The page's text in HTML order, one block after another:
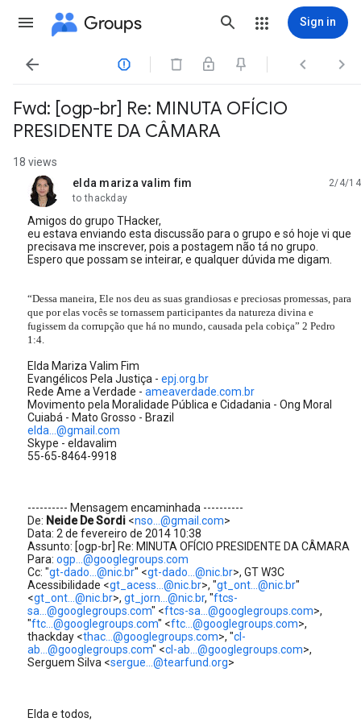
Groups Sign in
   
Fwd: [ogp-br] Re: MINUTA OFÍCIO
PRESIDENTE DA CÂMARA
18 views
elda mariza valim fim
unread,
2/4/14
to thackday
Amigos do grupo THacker,
eu estava enviando esta discussão para o grupo e só hoje vi que
precisava me inscrever, pois a postagem não tá no grupo.
Espero que possam se inteirar, e qualquer dúvida me digam.
“Dessa maneira, Ele nos deu as suas grandiosas e preciosas promessas, para
que por elas vocês se tornassem participantes da natureza divina e
fugissem da corrupção que há no mundo, causada pela cobiça” 2 Pedro
1:4.
Elda Mariza Valim Fim
Evangélicos Pela Justiça - epj.org.br
Rede Ame a Verdade - ameaverdade.com.br
Movimento pela Moralidade Pública e Cidadania - Ong Moral
Cuiabá - Mato Grosso - Brazil
elda...@gmail.com
Skype - eldavalim
55-65-8464-9918
---------- Mensagem encaminhada ----------
De: Neide De Sordi <nso...@gmail.com>
Data: 2 de fevereiro de 2014 10:38
Assunto: [ogp-br] Re: MINUTA OFÍCIO PRESIDENTE DA CÂMARA
Para: ogp...@googlegroups.com
Cc: "gt-dado...@nic.br" <gt-dado...@nic.br>, GT W3C
Acessibilidade <gt_acess...@nic.br>, "gt_ont...@nic.br"
<gt_ont...@nic.br>, gt_jorn...@nic.br, "ftcs-
sa...@googlegroups.com" <ftcs-sa...@googlegroups.com>,
"ftc...@googlegroups.com" <ftc...@googlegroups.com>,
thackday <thac...@googlegroups.com>, "cl-
ab...@googlegroups.com" <cl-ab...@googlegroups.com>,
Serguem Silva <sergue...@tearfund.org>
Elda e todos,